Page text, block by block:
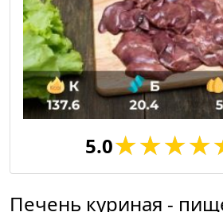
5.0
Печень куриная -